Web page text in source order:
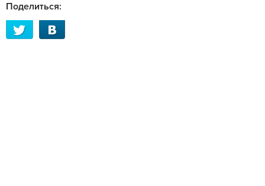
Поделиться: